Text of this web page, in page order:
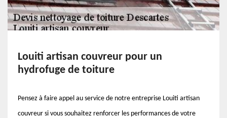
Louiti artisan couvreur pour un
hydrofuge de toiture
Pensez à faire appel au service de notre entreprise Louiti artisan
couvreur si vous souhaitez renforcer les performances de votre